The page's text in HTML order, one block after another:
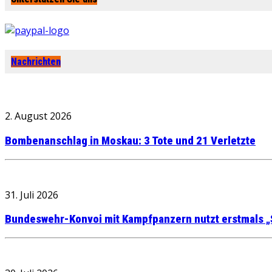
Nachrichten
2. August 2026
Bombenanschlag in Moskau: 3 Tote und 21 Verletzte
31. Juli 2026
Bundeswehr-Konvoi mit Kampfpanzern nutzt erstmals